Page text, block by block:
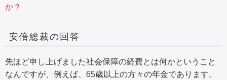
か？
安倍総裁の回答
先ほど申し上げました社会保障の経費とは何かということ
なんですが、例えば、65歳以上の方々の年金であります。